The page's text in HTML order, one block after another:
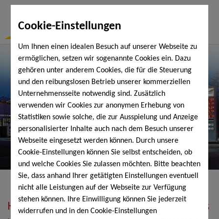
Cookie-Einstellungen
Um Ihnen einen idealen Besuch auf unserer Webseite zu
ermöglichen, setzen wir sogenannte Cookies ein. Dazu
gehören unter anderem Cookies, die für die Steuerung
und den reibungslosen Betrieb unserer kommerziellen
Unternehmensseite notwendig sind. Zusätzlich
verwenden wir Cookies zur anonymen Erhebung von
Statistiken sowie solche, die zur Ausspielung und Anzeige
personalisierter Inhalte auch nach dem Besuch unserer
Webseite eingesetzt werden können. Durch unsere
Cookie-Einstellungen können Sie selbst entscheiden, ob
und welche Cookies Sie zulassen möchten. Bitte beachten
Sie, dass anhand Ihrer getätigten Einstellungen eventuell
nicht alle Leistungen auf der Webseite zur Verfügung
stehen können. Ihre Einwilligung können Sie jederzeit
widerrufen und in den Cookie-Einstellungen
Heizöl, Diesel, Schmierstoffe, Holzpellets